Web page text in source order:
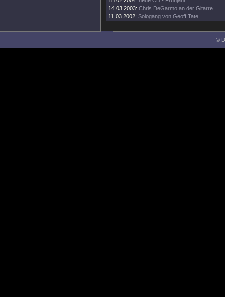
14.03.2003: Chris DeGarmo an der Gitarre
11.03.2002: Sologang von Geoff Tate
©